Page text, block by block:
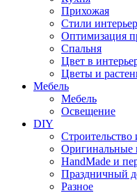
Прихожая
Стили
Оптимизация
Спальня
Цвет в
Цветы и
Мебель
Мебель
Освещение
DIY
Строительство
Оригинальные
HandMade и
Праздничный
Разное